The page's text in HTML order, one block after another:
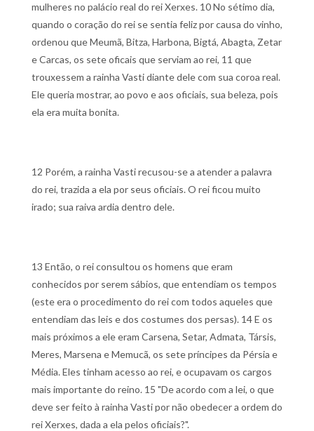
mulheres no palácio real do rei Xerxes. 10 No sétimo dia,
quando o coração do rei se sentia feliz por causa do vinho,
ordenou que Meumã, Bitza, Harbona, Bigtá, Abagta, Zetar
e Carcas, os sete oficais que serviam ao rei, 11 que
trouxessem a rainha Vasti diante dele com sua coroa real.
Ele queria mostrar, ao povo e aos oficiais, sua beleza, pois
ela era muita bonita.
12 Porém, a rainha Vasti recusou-se a atender a palavra
do rei, trazida a ela por seus oficiais. O rei ficou muito
irado; sua raiva ardia dentro dele.
13 Então, o rei consultou os homens que eram
conhecidos por serem sábios, que entendiam os tempos
(este era o procedimento do rei com todos aqueles que
entendiam das leis e dos costumes dos persas). 14 E os
mais próximos a ele eram Carsena, Setar, Admata, Társis,
Meres, Marsena e Memucã, os sete príncipes da Pérsia e
Média. Eles tinham acesso ao rei, e ocupavam os cargos
mais importante do reino. 15 "De acordo com a lei, o que
deve ser feito à rainha Vasti por não obedecer a ordem do
rei Xerxes, dada a ela pelos oficiais?".